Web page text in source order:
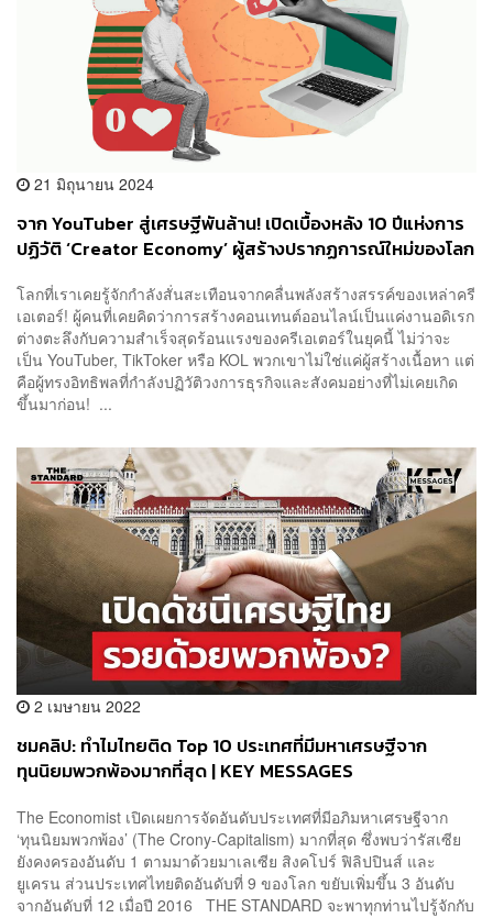
21 มิถุนายน 2024
จาก YouTuber สู่เศรษฐีพันล้าน! เปิดเบื้องหลัง 10 ปีแห่งการ
ปฏิวัติ ‘Creator Economy’ ผู้สร้างปรากฏการณ์ใหม่ของโลก
โลกที่เราเคยรู้จักกำลังสั่นสะเทือนจากคลื่นพลังสร้างสรรค์ของเหล่าครี
เอเตอร์! ผู้คนที่เคยคิดว่าการสร้างคอนเทนต์ออนไลน์เป็นแค่งานอดิเรก
ต่างตะลึงกับความสำเร็จสุดร้อนแรงของครีเอเตอร์ในยุคนี้ ไม่ว่าจะ
เป็น YouTuber, TikToker หรือ KOL พวกเขาไม่ใช่แค่ผู้สร้างเนื้อหา แต่
คือผู้ทรงอิทธิพลที่กำลังปฏิวัติวงการธุรกิจและสังคมอย่างที่ไม่เคยเกิด
ขึ้นมาก่อน! ...
2 เมษายน 2022
ชมคลิป: ทำไมไทยติด Top 10 ประเทศที่มีมหาเศรษฐีจาก
ทุนนิยมพวกพ้องมากที่สุด | KEY MESSAGES
The Economist เปิดเผยการจัดอันดับประเทศที่มีอภิมหาเศรษฐีจาก
‘ทุนนิยมพวกพ้อง’ (The Crony-Capitalism) มากที่สุด ซึ่งพบว่ารัสเซีย
ยังคงครองอันดับ 1 ตามมาด้วยมาเลเซีย สิงคโปร์ ฟิลิปปินส์ และ
ยูเครน ส่วนประเทศไทยติดอันดับที่ 9 ของโลก ขยับเพิ่มขึ้น 3 อันดับ
จากอันดับที่ 12 เมื่อปี 2016 THE STANDARD จะพาทุกท่านไปรู้จักกับ